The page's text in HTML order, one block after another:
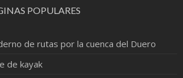
POPULARES
de rutas por la cuenca del Duero
de kayak